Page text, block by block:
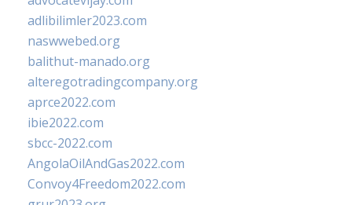
adlibilimler2023.com
naswwebed.org
balithut-manado.org
alteregotradingcompany.org
aprce2022.com
ibie2022.com
sbcc-2022.com
AngolaOilAndGas2022.com
Convoy4Freedom2022.com